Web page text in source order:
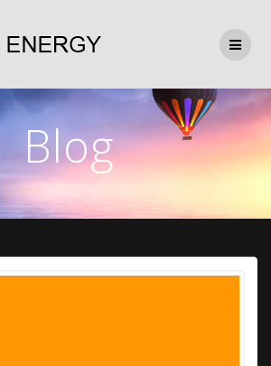
obsah
Blog